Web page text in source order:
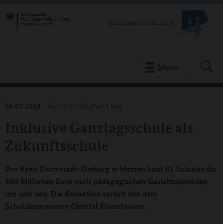
Menu
Inklusive Ganztagsschule als
Zukunftsschule
04.03.2014 Autor/in: Stephan Lüke
Der Kreis Darmstadt-Dieburg in Hessen baut 81 Schulen für
400 Millionen Euro nach pädagogischen Gesichtspunkten
um und neu. Die Redaktion sprach mit dem
Schuldezernenten Christel Fleischmann.